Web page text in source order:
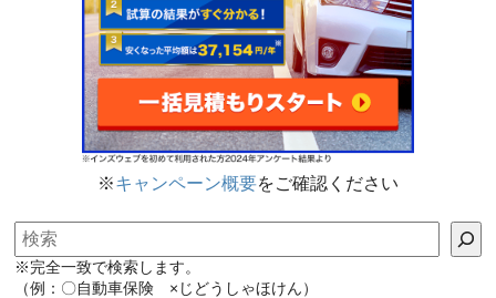
※キャンペーン概要をご確認ください
検索
※完全一致で検索します。
（例：〇自動車保険 ×じどうしゃほけん）